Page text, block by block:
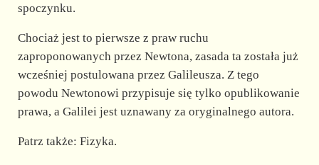
spoczynku.
Chociaż jest to pierwsze z praw ruchu
zaproponowanych przez Newtona, zasada ta została już
wcześniej postulowana przez Galileusza. Z tego
powodu Newtonowi przypisuje się tylko opublikowanie
prawa, a Galilei jest uznawany za oryginalnego autora.
Patrz także: Fizyka.